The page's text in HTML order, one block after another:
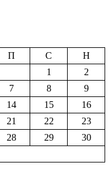
П С
Н
1
2
7 8
9
14 15
16
21 22
23
28 29
30